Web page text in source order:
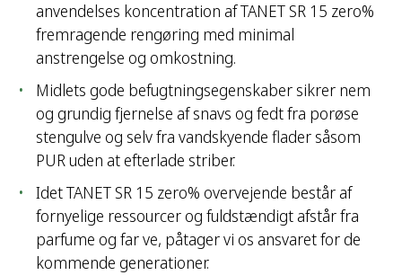
anvendelses koncentration af TANET SR 15 zero%
fremragende rengøring med minimal
anstrengelse og omkostning.
Midlets gode befugtningsegenskaber sikrer nem
og grundig fjernelse af snavs og fedt fra porøse
stengulve og selv fra vandskyende flader såsom
PUR uden at efterlade striber.
Idet TANET SR 15 zero% overvejende består af
fornyelige ressourcer og fuldstændigt afstår fra
parfume og far ve, påtager vi os ansvaret for de
kommende generationer.